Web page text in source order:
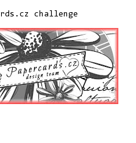
challenge